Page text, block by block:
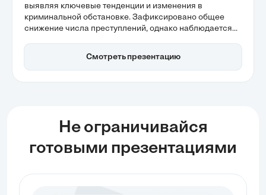
выявляя ключевые тенденции и изменения в
криминальной обстановке. Зафиксировано общее
снижение числа преступлений, однако наблюдается
перед правоохранительными органами новые вызовы.
Важными аспектами также являются эффективность
Смотреть презентацию
Не ограничивайся
готовыми презентациями